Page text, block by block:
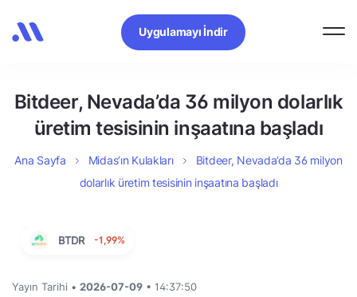
Uygulamayı İndir
Bitdeer, Nevada’da 36 milyon dolarlık
üretim tesisinin inşaatına başladı
Ana Sayfa Midas’ın Kulakları
Bitdeer, Nevada’da 36 milyon
dolarlık üretim tesisinin inşaatına başladı
BTDR -1,99%
Yayın Tarihi • 2026-07-09 • 14:37:50